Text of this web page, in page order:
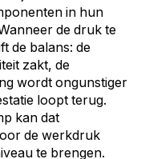
in hun
de druk te
de balans: de
zakt, de
wordt ongunstiger
loopt terug.
kan dat
de werkdruk
te brengen.